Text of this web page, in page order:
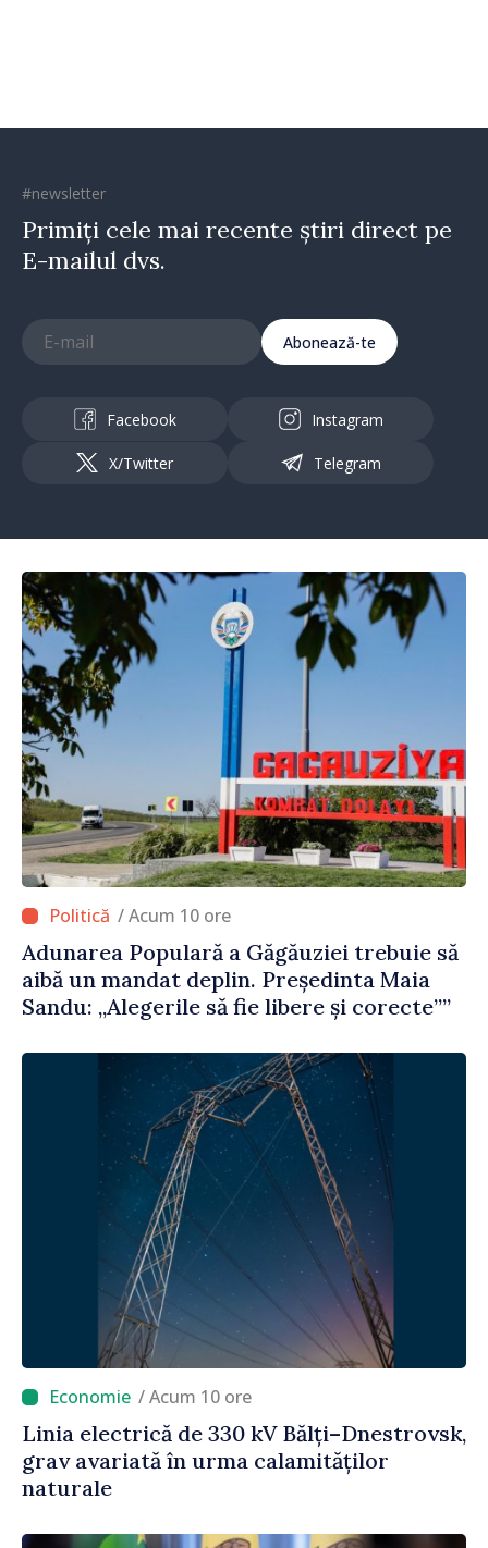
#newsletter
Primiți cele mai recente știri direct pe
E-mailul dvs.
Abonează-te
Facebook Instagram
X/Twitter Telegram
/ Acum 10 ore
Adunarea Populară a Găgăuziei trebuie să
aibă un mandat deplin. Președinta Maia
Sandu: „Alegerile să fie libere și corecte””
/ Acum 10 ore
Linia electrică de 330 kV Bălți–Dnestrovsk,
grav avariată în urma calamităților
naturale